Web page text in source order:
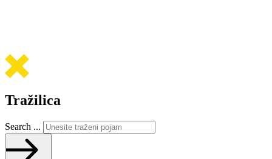
Tražilica
Search ...